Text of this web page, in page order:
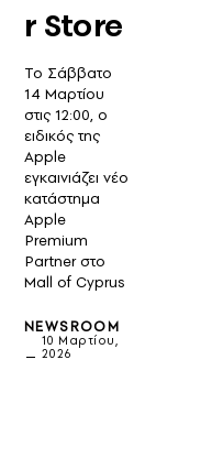
r Store
Το Σάββατο
14 Μαρτίου
στις 12:00, o
ειδικός της
Apple
εγκαινιάζει νέο
κατάστημα
Apple
Premium
Partner στο
Mall of Cyprus
NEWSROOM
10 Μαρτίου,
2026